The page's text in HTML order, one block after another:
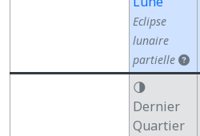
Eclipse
lunaire
partielle
🌗
Dernier
Quartier